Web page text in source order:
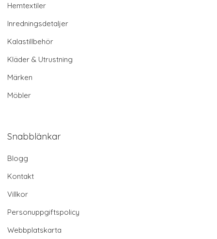
Hemtextiler
Inredningsdetaljer
Kalastillbehör
Kläder & Utrustning
Märken
Möbler
Snabblänkar
Blogg
Kontakt
Villkor
Personuppgiftspolicy
Webbplatskarta